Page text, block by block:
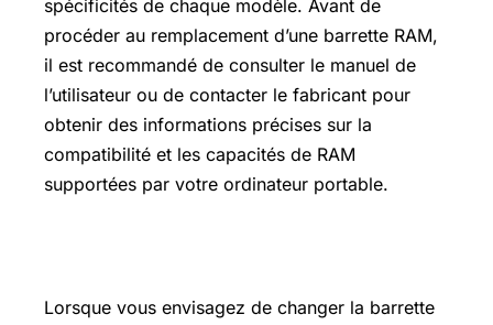
spécificités de chaque modèle. Avant de
procéder au remplacement d’une barrette RAM,
il est recommandé de consulter le manuel de
l’utilisateur ou de contacter le fabricant pour
obtenir des informations précises sur la
compatibilité et les capacités de RAM
supportées par votre ordinateur portable.
Lorsque vous envisagez de changer la barrette